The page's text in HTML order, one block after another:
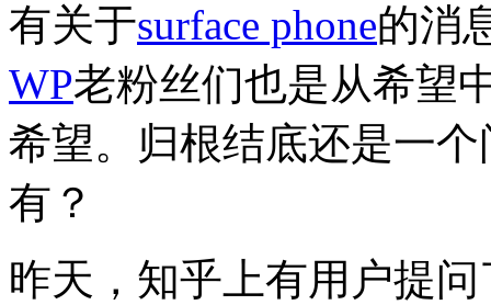
有关于surface phone的消
WP老粉丝们也是从希望
希望。归根结底还是一个
有？
昨天，知乎上有用户提问